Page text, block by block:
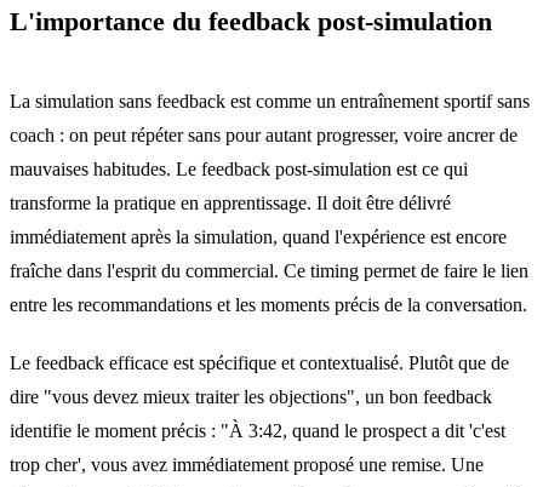
L'importance du feedback post-simulation
La simulation sans feedback est comme un entraînement sportif sans
coach : on peut répéter sans pour autant progresser, voire ancrer de
mauvaises habitudes. Le feedback post-simulation est ce qui
transforme la pratique en apprentissage. Il doit être délivré
immédiatement après la simulation, quand l'expérience est encore
fraîche dans l'esprit du commercial. Ce timing permet de faire le lien
entre les recommandations et les moments précis de la conversation.
Le feedback efficace est spécifique et contextualisé. Plutôt que de
dire "vous devez mieux traiter les objections", un bon feedback
identifie le moment précis : "À 3:42, quand le prospect a dit 'c'est
trop cher', vous avez immédiatement proposé une remise. Une